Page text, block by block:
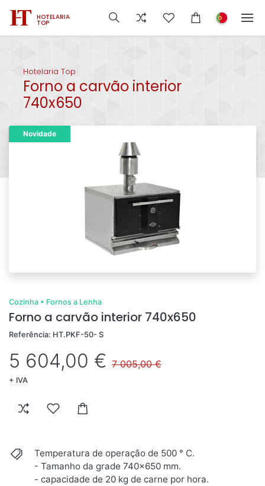
HOTELARIA
TOP
Hotelaria Top
Forno a carvão interior
740x650
Novidade
Cozinha • Fornos a Lenha
Forno a carvão interior 740x650
Referência: HT.PKF-50- S
5 604,00 € 7 005,00 €
+ IVA
Temperatura de operação de 500 ° C.
- Tamanho da grade 740x650 mm.
- capacidade de 20 kg de carne por hora.